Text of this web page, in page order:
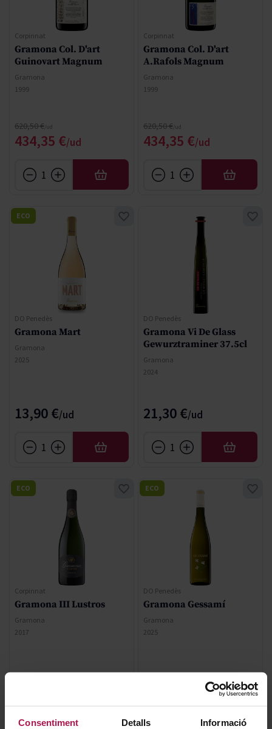
Consentiment Detalls Informació
Corpinnat
Gramona Col. D'art
Guinovart Magnum
Gramona
1999
Special Price
434,35 €
Regular Price
620,50 €
AFEGIR
Corpinnat
Gramona Col. D'art
A.Rafols Magnum
Gramona
1999
Special Price
434,35 €
Regular Price
620,50 €
AFEGIR
DO Penedès
Gramona Mart
Gramona
2025
13,90 €
ECO
AFEGIR
DO Penedès
Gramona Vi De Glass
Gewurztraminer 37.5cl
Gramona
2024
21,30 €
AFEGIR
Corpinnat
Gramona III Lustros
Gramona
2017
ECO
AFEGIR
DO Penedès
Gramona Gessamí
Gramona
2025
ECO
AFEGIR